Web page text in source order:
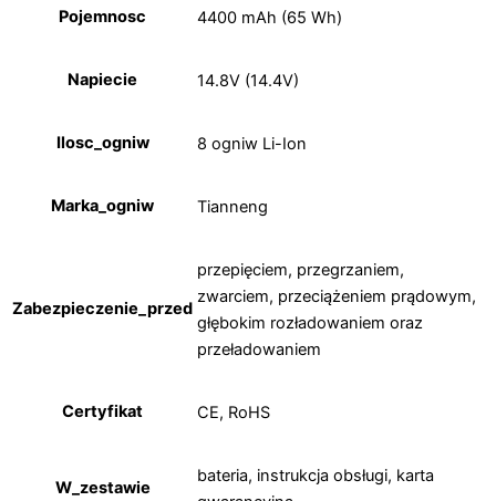
Pojemnosc 4400 mAh (65 Wh)
Napiecie 14.8V (14.4V)
Ilosc_ogniw 8 ogniw Li-Ion
Marka_ogniw Tianneng
Zabezpieczenie_przed
przepięciem, przegrzaniem,
zwarciem, przeciążeniem prądowym,
głębokim rozładowaniem oraz
przeładowaniem
Certyfikat CE, RoHS
W_zestawie
bateria, instrukcja obsługi, karta